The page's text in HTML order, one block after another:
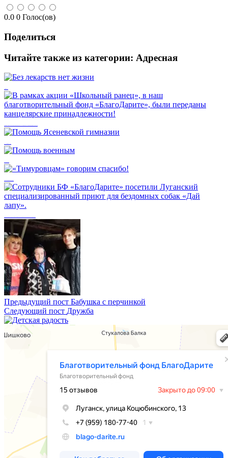
0.0 0 Голос(ов)
Поделиться
Читайте также из категории: Адресная
Предыдущий пост Бабушка с перчинкой
Следующий пост Дружба